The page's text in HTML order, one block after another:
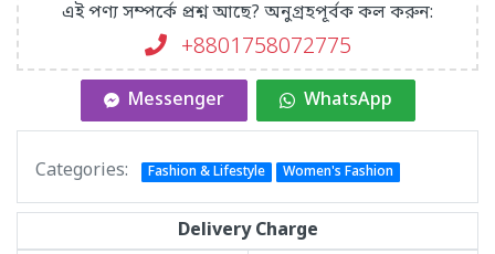
এই পণ্য সম্পর্কে প্রশ্ন আছে? অনুগ্রহপূর্বক কল করুন:
+8801758072775‬
Messenger WhatsApp
Categories: Fashion & Lifestyle Women's Fashion
Delivery Charge